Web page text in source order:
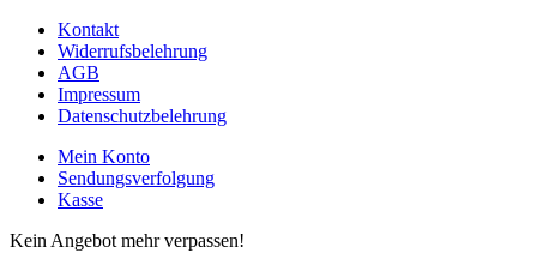
Kontakt
Widerrufsbelehrung
AGB
Impressum
Datenschutzbelehrung
Mein Konto
Sendungsverfolgung
Kasse
Kein Angebot mehr verpassen!